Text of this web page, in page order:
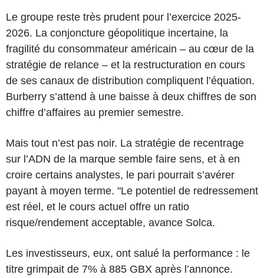
Le groupe reste très prudent pour l’exercice 2025-
2026. La conjoncture géopolitique incertaine, la
fragilité du consommateur américain – au cœur de la
stratégie de relance – et la restructuration en cours
de ses canaux de distribution compliquent l’équation.
Burberry s’attend à une baisse à deux chiffres de son
chiffre d’affaires au premier semestre.
Mais tout n’est pas noir. La stratégie de recentrage
sur l’ADN de la marque semble faire sens, et à en
croire certains analystes, le pari pourrait s’avérer
payant à moyen terme. "Le potentiel de redressement
est réel, et le cours actuel offre un ratio
risque/rendement acceptable, avance Solca.
Les investisseurs, eux, ont salué la performance : le
titre grimpait de 7% à 885 GBX après l’annonce.